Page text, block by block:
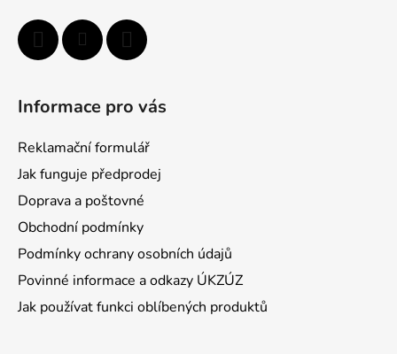
Informace pro vás
Reklamační formulář
Jak funguje předprodej
Doprava a poštovné
Obchodní podmínky
Podmínky ochrany osobních údajů
Povinné informace a odkazy ÚKZÚZ
Jak používat funkci oblíbených produktů